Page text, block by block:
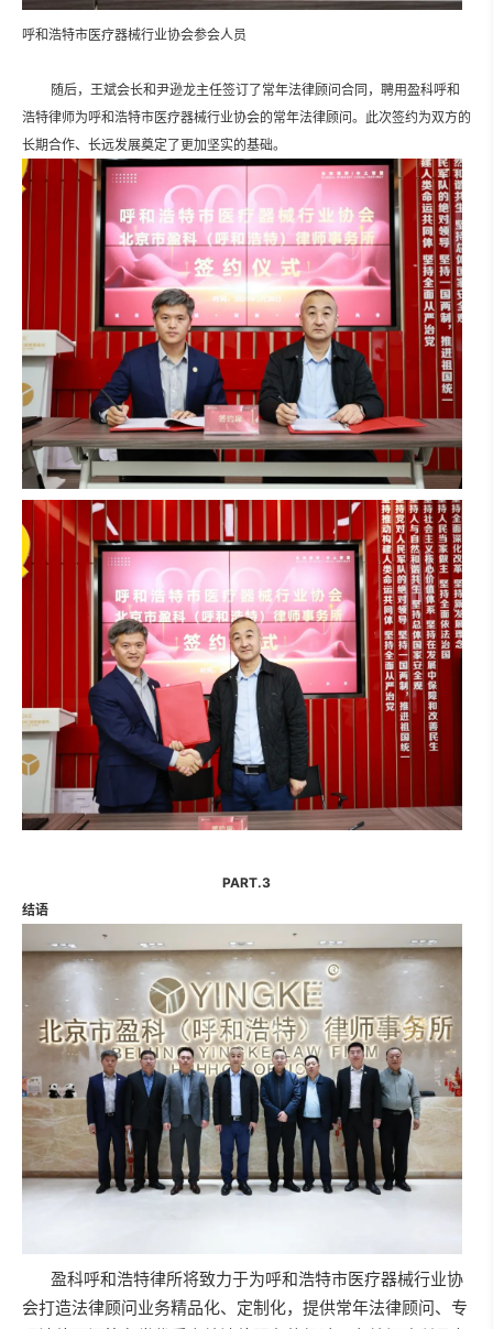
呼和浩特市医疗器械行业协会参会人员
随后，王斌会长和尹逊龙主任签订了常年法律顾问合同，聘用盈科呼和
浩特律师为呼和浩特市医疗器械行业协会的常年法律顾问。此次签约为双方的
长期合作、长远发展奠定了更加坚实的基础。
PART.3
结语
盈科呼和浩特律所将致力于为呼和浩特市医疗器械行业协
会打造法律顾问业务精品化、定制化，提供常年法律顾问、专